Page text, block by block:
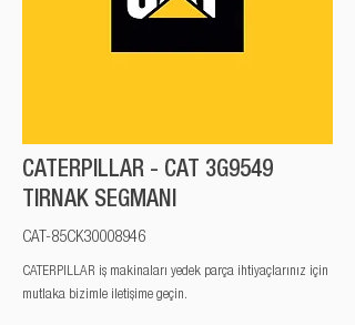
CATERPILLAR - CAT 3G9549
TIRNAK SEGMANI
CAT-85CK30008946
CATERPILLAR iş makinaları yedek parça ihtiyaçlarınız için
mutlaka bizimle iletişime geçin.